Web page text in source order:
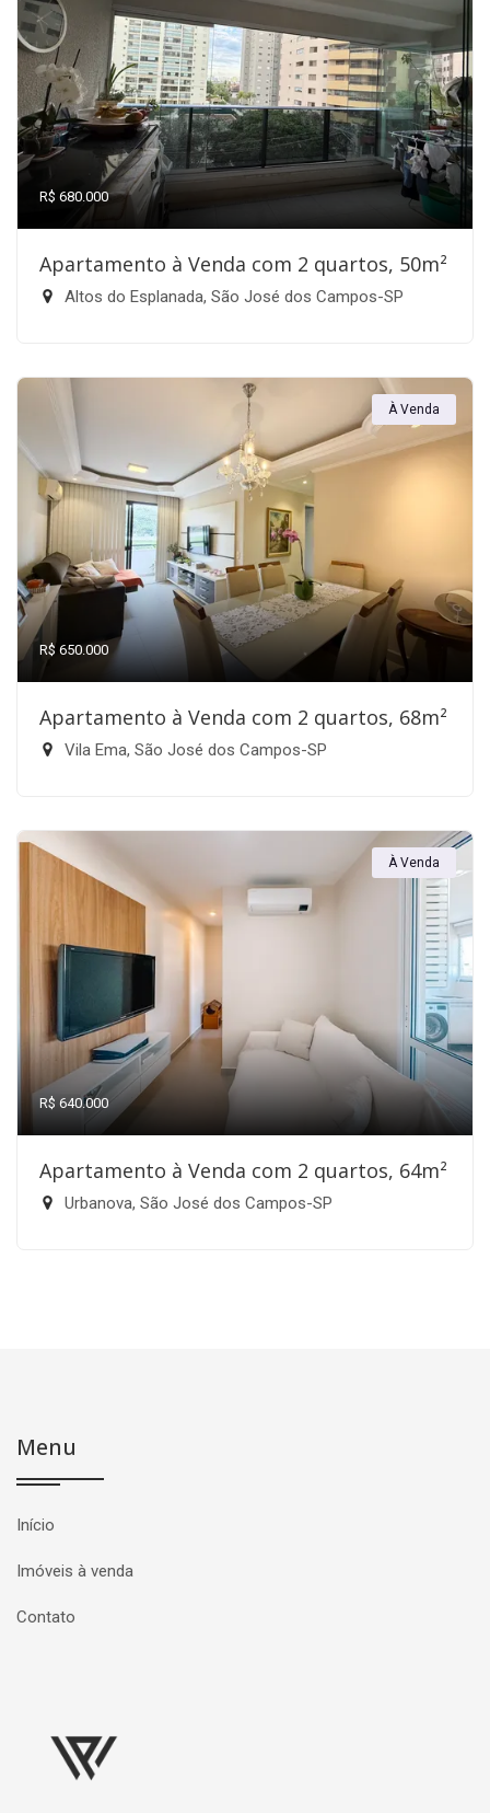
R$ 680.000
Apartamento à Venda com 2 quartos, 50m²
Altos do Esplanada, São José dos Campos-SP
À Venda
R$ 650.000
Apartamento à Venda com 2 quartos, 68m²
Vila Ema, São José dos Campos-SP
À Venda
R$ 640.000
Apartamento à Venda com 2 quartos, 64m²
Urbanova, São José dos Campos-SP
Menu
Início
Imóveis à venda
Contato